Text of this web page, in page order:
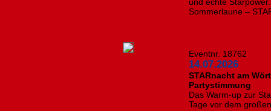
Sommerlaune –
Eventnr. 18762
14.07.2026
STARnacht am
Partystimmung
Das Warm-up zur
Tage vor dem